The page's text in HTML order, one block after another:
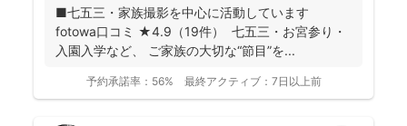
■七五三・家族撮影を中心に活動しています
fotowa口コミ ★4.9（19件） 七五三・お宮参り・
入園入学など、 ご家族の大切な“節目”を...
予約承諾率： 56% 最終アクティブ： 7日以上前